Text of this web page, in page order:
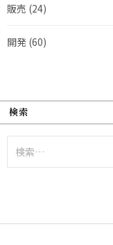
販売 (24)
開発 (60)
検索
索: